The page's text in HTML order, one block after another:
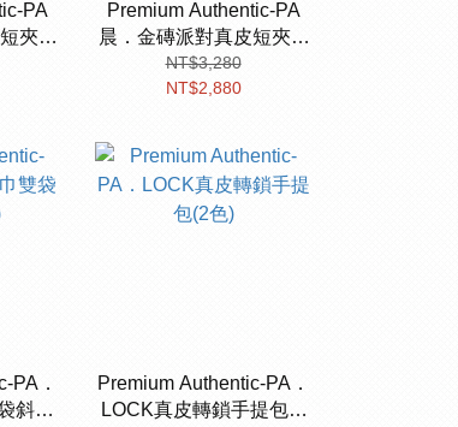
PA
夾(3
Premium Authentic-PA
晨．金磚派對真皮短夾(4
色)
NT$3,280
NT$2,880
PA．
斜背
Premium Authentic-PA．
LOCK真皮轉鎖手提包(2